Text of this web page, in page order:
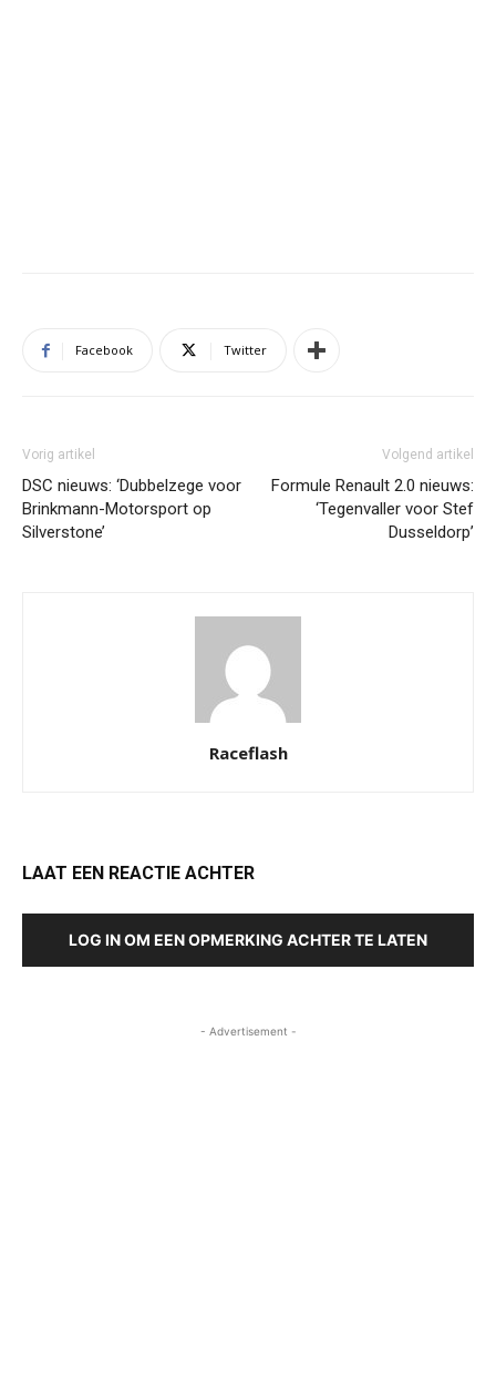
Facebook Twitter
Vorig artikel
DSC nieuws: ‘Dubbelzege voor
Brinkmann-Motorsport op
Silverstone’
Volgend artikel
Formule Renault 2.0 nieuws:
‘Tegenvaller voor Stef
Dusseldorp’
Raceflash
LAAT EEN REACTIE ACHTER
LOG IN OM EEN OPMERKING ACHTER TE LATEN
- Advertisement -